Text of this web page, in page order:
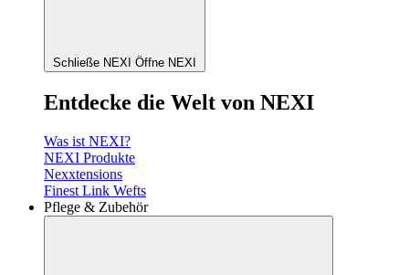
Schließe NEXI Öffne NEXI
Entdecke die Welt von NEXI
Was ist NEXI?
NEXI Produkte
Nexxtensions
Finest Link Wefts
Pflege & Zubehör